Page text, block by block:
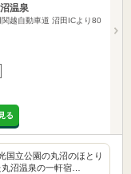
温泉
関越自動車道 沼田ICより80
る
国立公園の丸沼のほとり
沼温泉の一軒宿…